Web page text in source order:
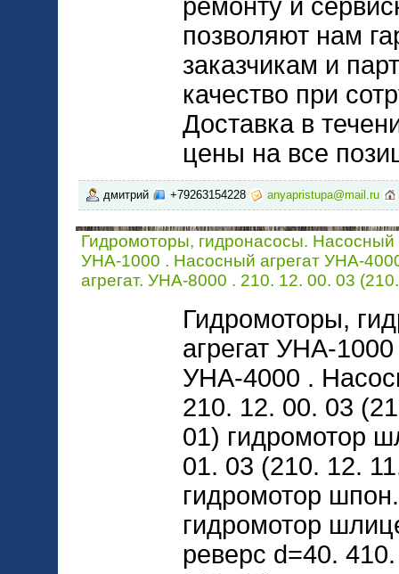
ремонту и
позволяют нам
заказчикам и
качество при
Доставка в
цены на все
дмитрий +79263154228 anyapristupa@mail.ru
Гидромоторы, гидронасосы. Насосный
УНА-1000 . Насосный агрегат УНА-
агрегат. УНА-8000 . 210. 12. 00. 03
Гидромоторы,
агрегат УНА-
УНА-4000 .
210. 12. 00. 03
01) гидромотор
01. 03 (210. 12.
гидромотор
гидромотор
реверс d=40.